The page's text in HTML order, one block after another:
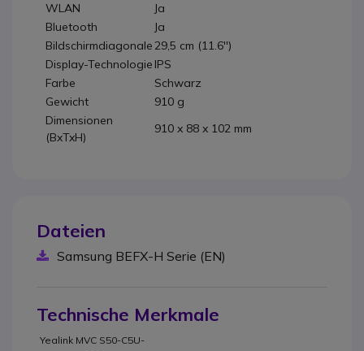
WLAN
Ja
Bluetooth
Ja
Bildschirmdiagonale29,5 cm (11.6'')
Display-Technologie IPS
Farbe
Schwarz
Gewicht
910 g
Dimensionen
(BxTxH)
910 x 88 x 102 mm
Dateien
Samsung BEFX-H Serie (EN)
Technische Merkmale
Yealink MVC S50-C5U-